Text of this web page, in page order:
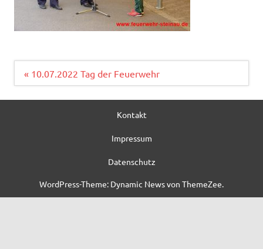
Beitragsnavigation
« 10.07.2022 Tag der Feuerwehr
Kontakt
Impressum
Datenschutz
WordPress-Theme: Dynamic News von ThemeZee.